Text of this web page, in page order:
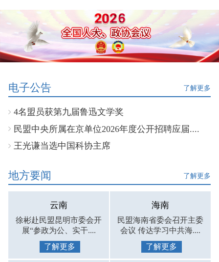
电子公告 了解更多
4名盟员获第九届鲁迅文学奖
民盟中央所属在京单位2026年度公开招聘应届....
王光谦当选中国科协主席
地方要闻 了解更多
云南
徐彬赴民盟昆明市委会开
展“参政为公、实干....
了解更多
海南
民盟海南省委会召开主委
会议 传达学习中共海....
了解更多